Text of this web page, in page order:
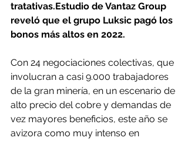
tratativas.Estudio de Vantaz Group
reveló que el grupo Luksic pagó los
bonos más altos en 2022.
Con 24 negociaciones colectivas, que
involucran a casi 9.000 trabajadores
de la gran minería, en un escenario de
alto precio del cobre y demandas de
vez mayores beneficios, este año se
avizora como muy intenso en